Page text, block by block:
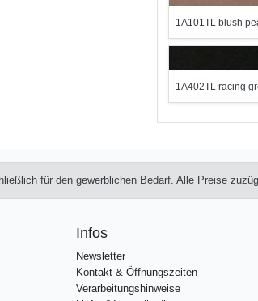
1A101TL blush
1A402TL racing
für den gewerblichen Bedarf. Alle Preise
Infos
Newsletter
Kontakt & Öffnungszeiten
Verarbeitungshinweise